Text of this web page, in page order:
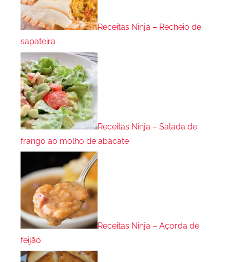
Receitas Ninja – Recheio de
sapateira
Receitas Ninja – Salada de
frango ao molho de abacate
Receitas Ninja – Açorda de
feijão